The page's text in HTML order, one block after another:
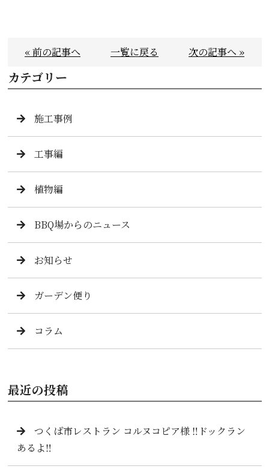
« 前の記事へ 一覧に戻る 次の記事へ »
カテゴリー
施工事例
工事編
植物編
BBQ場からのニュース
お知らせ
ガーデン便り
コラム
最近の投稿
つくば市レストラン コルヌコピア様 ‼️ドックラン
あるよ‼️